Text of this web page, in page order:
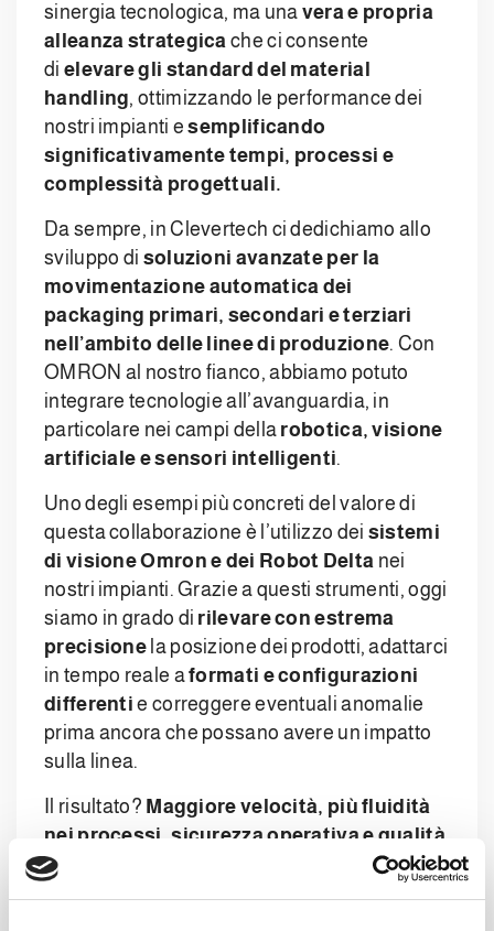
sinergia tecnologica, ma una vera e propria
alleanza strategica che ci consente
di elevare gli standard del material
handling, ottimizzando le performance dei
nostri impianti esemplificando
significativamente tempi, processi e
complessità progettuali.
Da sempre, in Clevertech ci dedichiamo allo
sviluppo di soluzioni avanzate per la
movimentazione automatica dei
packaging primari, secondari e terziari
nell’ambito delle linee di produzione. Con
OMRON al nostro fianco, abbiamo potuto
integrare tecnologie all’avanguardia, in
particolare nei campi della robotica, visione
artificiale e sensori intelligenti.
Uno degli esempi più concreti del valore di
questa collaborazione è l’utilizzo dei sistemi
di visione Omron e dei Robot Delta nei
nostri impianti. Grazie a questi strumenti, oggi
siamo in grado di rilevare con estrema
precisione la posizione dei prodotti, adattarci
in tempo reale aformati e configurazioni
differenti e correggere eventuali anomalie
prima ancora che possano avere un impatto
sulla linea.
Il risultato? Maggiore velocità, più fluidità
nei processi, sicurezza operativa e qualità
costante.